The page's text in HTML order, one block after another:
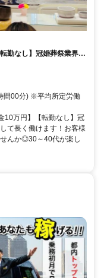
勤なし】冠婚葬祭業界最
お客様の理想の葬儀を
楽しく活躍中！人がいい
間00分) ※平均所定労働
10万円】【転勤なし】冠
て長く働けます！お客様
んか◎30～40代が楽し